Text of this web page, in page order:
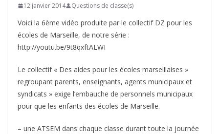
12 janvier 2014 Questions de classe(s)
Voici la 6ème vidéo produite par le collectif DZ pour les
écoles de Marseille, de notre série :
http://youtu.be/9t8qxftALWI
Le collectif « Des aides pour les écoles marseillaises »
regroupant parents, enseignants, agents municipaux et
syndicats » exige l’embauche de personnels municipaux
pour que les enfants des écoles de Marseille.
– une ATSEM dans chaque classe durant toute la journée